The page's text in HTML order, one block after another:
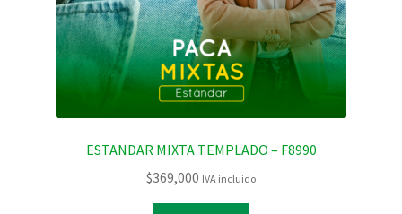
ESTANDAR MIXTA TEMPLADO – F8990
$369,000 IVA incluido